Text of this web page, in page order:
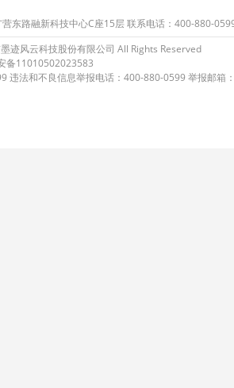
护。
东路融新科技中心C座15层 联系电话：400-880-
迹风云科技股份有限公司 All Rights Reserved
备11010502023583
违法和不良信息举报电话：400-880-0599 举报邮箱